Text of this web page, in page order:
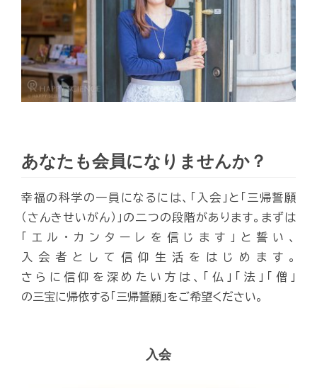
あなたも会員になりませんか？
幸福の科学の一員になるには、「入会」と「三帰誓願
（さんきせいがん）」の二つの段階があります。まずは
「エル・カンターレを信じます」と誓い、
入会者として信仰生活をはじめます。
さらに信仰を深めたい方は、「仏」「法」「僧」
の三宝に帰依する「三帰誓願」をご希望ください。
入会